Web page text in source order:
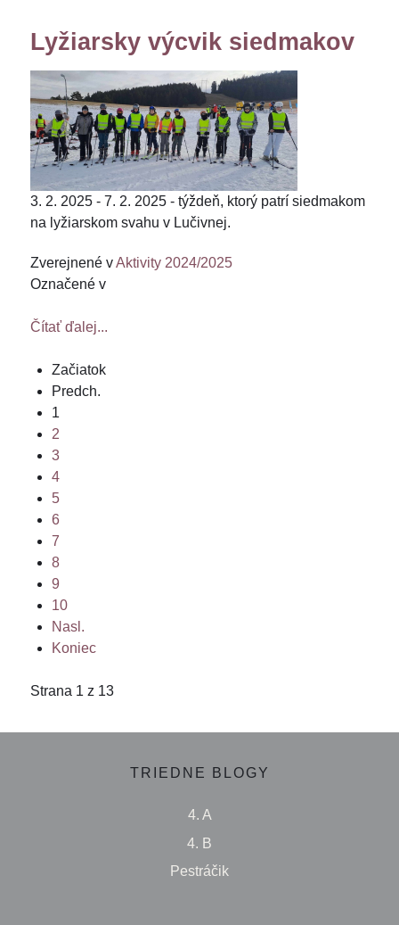
Lyžiarsky výcvik siedmakov
3. 2. 2025 - 7. 2. 2025 - týždeň, ktorý patrí siedmakom
na lyžiarskom svahu v Lučivnej.
Zverejnené vAktivity 2024/2025
Označené v
Čítať ďalej...
Začiatok
Predch.
1
2
3
4
5
6
7
8
9
10
Nasl.
Koniec
Strana 1 z 13
TRIEDNE BLOGY
4. A
4. B
Pestráčik